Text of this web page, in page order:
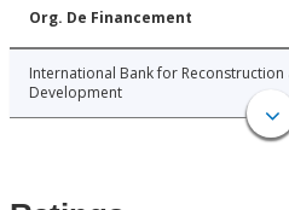
Org. De Financement
International Bank for Reconstruction
Development